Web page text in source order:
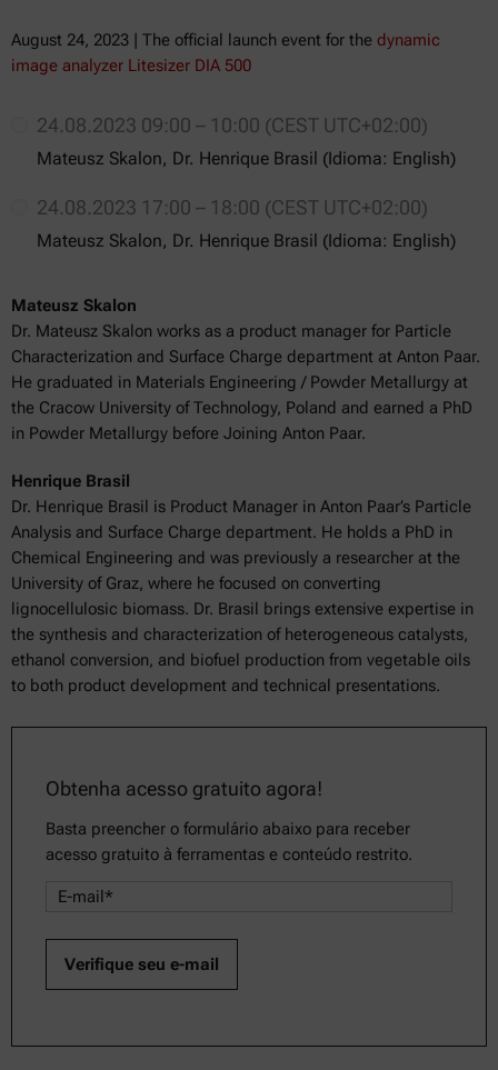
August 24, 2023 | The official launch event for the dynamic
image analyzer Litesizer DIA 500
24.08.2023 09:00 – 10:00 (CEST UTC+02:00)
Mateusz Skalon, Dr. Henrique Brasil (Idioma: English)
24.08.2023 17:00 – 18:00 (CEST UTC+02:00)
Mateusz Skalon, Dr. Henrique Brasil (Idioma: English)
Mateusz Skalon
Dr. Mateusz Skalon works as a product manager for Particle
Characterization and Surface Charge department at Anton Paar.
He graduated in Materials Engineering / Powder Metallurgy at
the Cracow University of Technology, Poland and earned a PhD
in Powder Metallurgy before Joining Anton Paar.
Henrique Brasil
Dr. Henrique Brasil is Product Manager in Anton Paar’s Particle
Analysis and Surface Charge department. He holds a PhD in
Chemical Engineering and was previously a researcher at the
University of Graz, where he focused on converting
lignocellulosic biomass. Dr. Brasil brings extensive expertise in
the synthesis and characterization of heterogeneous catalysts,
ethanol conversion, and biofuel production from vegetable oils
to both product development and technical presentations.
Obtenha acesso gratuito agora!
Basta preencher o formulário abaixo para receber
acesso gratuito à ferramentas e conteúdo restrito.